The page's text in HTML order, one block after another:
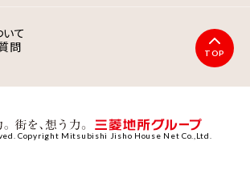
て
問
TOP
Copyright Mitsubishi Jisho House Net Co.,Ltd.